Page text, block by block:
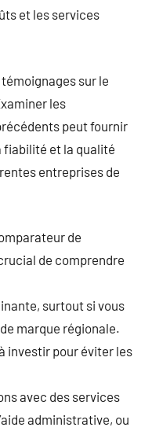
et les services
sur le
les
peut fournir
fiabilité et la qualité
entreprises de
de
de comprendre
surtout si vous
marque régionale.
investir pour éviter les
avec des services
administrative, ou